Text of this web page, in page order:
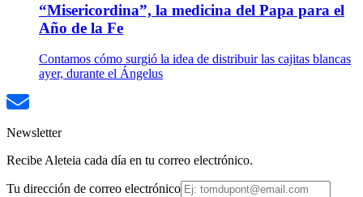
“Misericordina”, la medicina del Papa para el
Año de la Fe
Contamos cómo surgió la idea de distribuir las cajitas blancas
ayer, durante el Ángelus
Newsletter
Recibe Aleteia cada día en tu correo electrónico.
Tu dirección de correo electrónico